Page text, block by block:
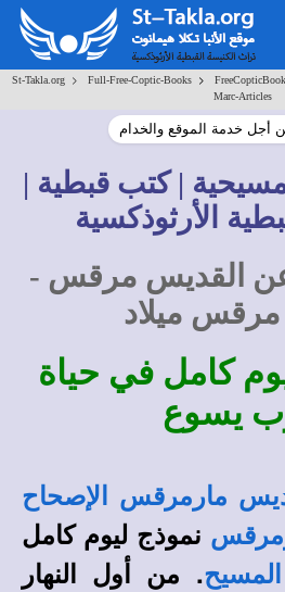
St-Takla.org > Full-Free-Coptic-Books >
Marc-Articles
أجل خدمة الموقع والخدام
| كتب قبطية |
الأرثوذكسية
القديس مرقس -
ميلاد
كامل في حياة
يسوع
مارمرقس الإصحاح
نموذج ليوم كامل
. من أول النهار